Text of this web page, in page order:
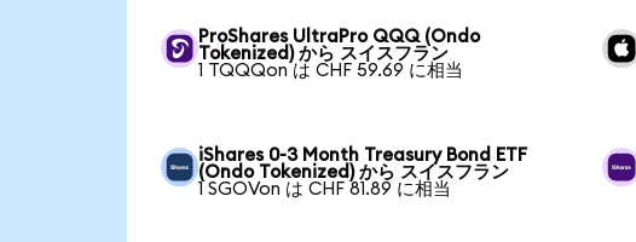
ProShares UltraPro QQQ (Ondo
Tokenized) から スイスフラン
1 TQQQon は CHF 59.69 に相当
iShares 0-3 Month Treasury Bond ETF
(Ondo Tokenized) から スイスフラン
1 SGOVon は CHF 81.89 に相当